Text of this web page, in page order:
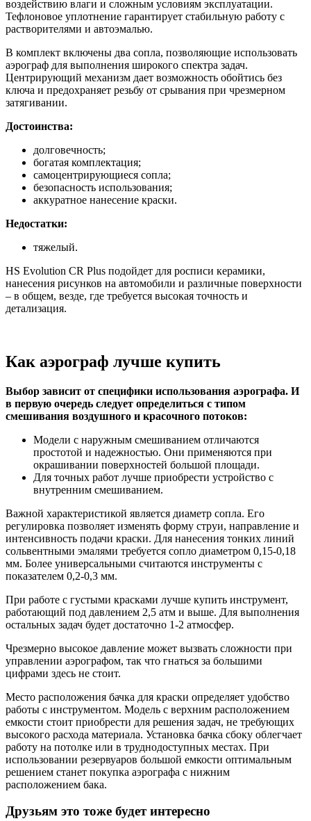
воздействию влаги и сложным условиям эксплуатации.
Тефлоновое уплотнение гарантирует стабильную работу с
растворителями и автоэмалью.
В комплект включены два сопла, позволяющие использовать
аэрограф для выполнения широкого спектра задач.
Центрирующий механизм дает возможность обойтись без
ключа и предохраняет резьбу от срывания при чрезмерном
затягивании.
Достоинства:
долговечность;
богатая комплектация;
самоцентрирующиеся сопла;
безопасность использования;
аккуратное нанесение краски.
Недостатки:
тяжелый.
HS Evolution CR Plus подойдет для росписи керамики,
нанесения рисунков на автомобили и различные поверхности
– в общем, везде, где требуется высокая точность и
детализация.
Как аэрограф лучше купить
Выбор зависит от специфики использования аэрографа. И
в первую очередь следует определиться с типом
смешивания воздушного и красочного потоков:
Модели с наружным смешиванием отличаются
простотой и надежностью. Они применяются при
окрашивании поверхностей большой площади.
Для точных работ лучше приобрести устройство с
внутренним смешиванием.
Важной характеристикой является диаметр сопла. Его
регулировка позволяет изменять форму струи, направление и
интенсивность подачи краски. Для нанесения тонких линий
сольвентными эмалями требуется сопло диаметром 0,15-0,18
мм. Более универсальными считаются инструменты с
показателем 0,2-0,3 мм.
При работе с густыми красками лучше купить инструмент,
работающий под давлением 2,5 атм и выше. Для выполнения
остальных задач будет достаточно 1-2 атмосфер.
Чрезмерно высокое давление может вызвать сложности при
управлении аэрографом, так что гнаться за большими
цифрами здесь не стоит.
Место расположения бачка для краски определяет удобство
работы с инструментом. Модель с верхним расположением
емкости стоит приобрести для решения задач, не требующих
высокого расхода материала. Установка бачка сбоку облегчает
работу на потолке или в труднодоступных местах. При
использовании резервуаров большой емкости оптимальным
решением станет покупка аэрографа с нижним
расположением бака.
Друзьям это тоже будет интересно